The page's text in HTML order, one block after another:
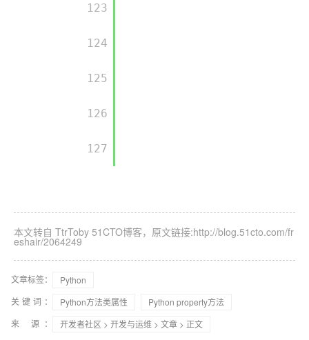
         123
         124
         125
         126
         127
本文转自 TtrToby 51CTO博客，原文链接:http://blog.51cto.com/fr
eshair/2064249
文章标签：
Python
关键词：
Python方法类属性
Python property方法
来 源：
开发者社区 > 开发与运维 > 文章 > 正文